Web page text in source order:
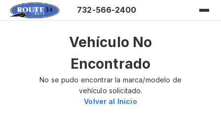
732-566-2400
Vehículo No
Encontrado
No se pudo encontrar la marca/modelo de
vehículo solicitado.
Volver al Inicio